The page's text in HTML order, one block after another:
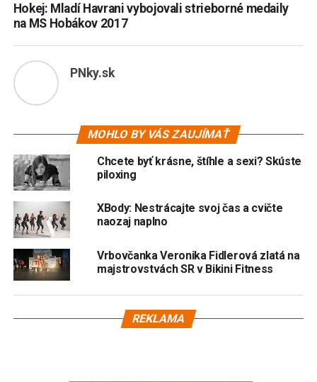
Hokej: Mladí Havrani vybojovali strieborné medaily
na MS Hobákov 2017
PNky.sk
MOHLO BY VÁS ZAUJÍMAŤ
Chcete byť krásne, štíhle a sexi? Skúste
piloxing
XBody: Nestrácajte svoj čas a cvičte
naozaj naplno
Vrbovčanka Veronika Fidlerová zlatá na
majstrovstvách SR v Bikini Fitness
REKLAMA